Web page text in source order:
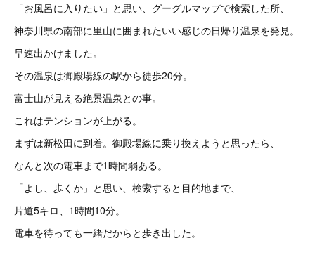
「お風呂に入りたい」と思い、グーグルマップで検索した所、
神奈川県の南部に里山に囲まれたいい感じの日帰り温泉を発見。
早速出かけました。
その温泉は御殿場線の駅から徒歩20分。
富士山が見える絶景温泉との事。
これはテンションが上がる。
まずは新松田に到着。御殿場線に乗り換えようと思ったら、
なんと次の電車まで1時間弱ある。
「よし、歩くか」と思い、検索すると目的地まで、
片道5キロ、1時間10分。
電車を待っても一緒だからと歩き出した。